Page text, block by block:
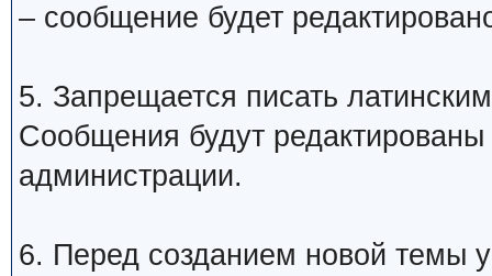
– сообщение будет
5. Запрещается писать
Сообщения будут
администрации.
6. Перед созданием новой темы